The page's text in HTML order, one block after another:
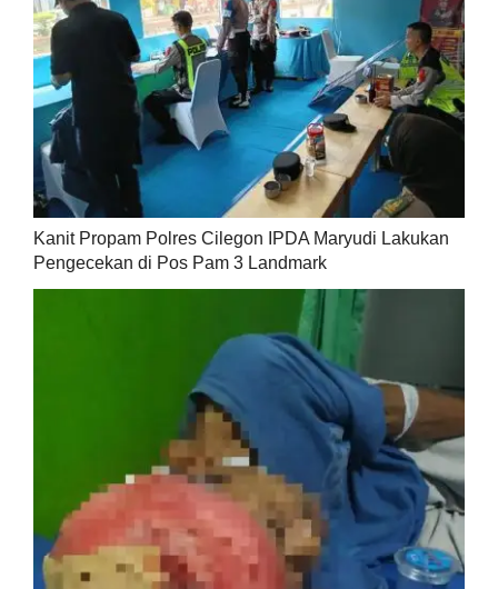
Kanit Propam Polres Cilegon IPDA Maryudi Lakukan
Pengecekan di Pos Pam 3 Landmark